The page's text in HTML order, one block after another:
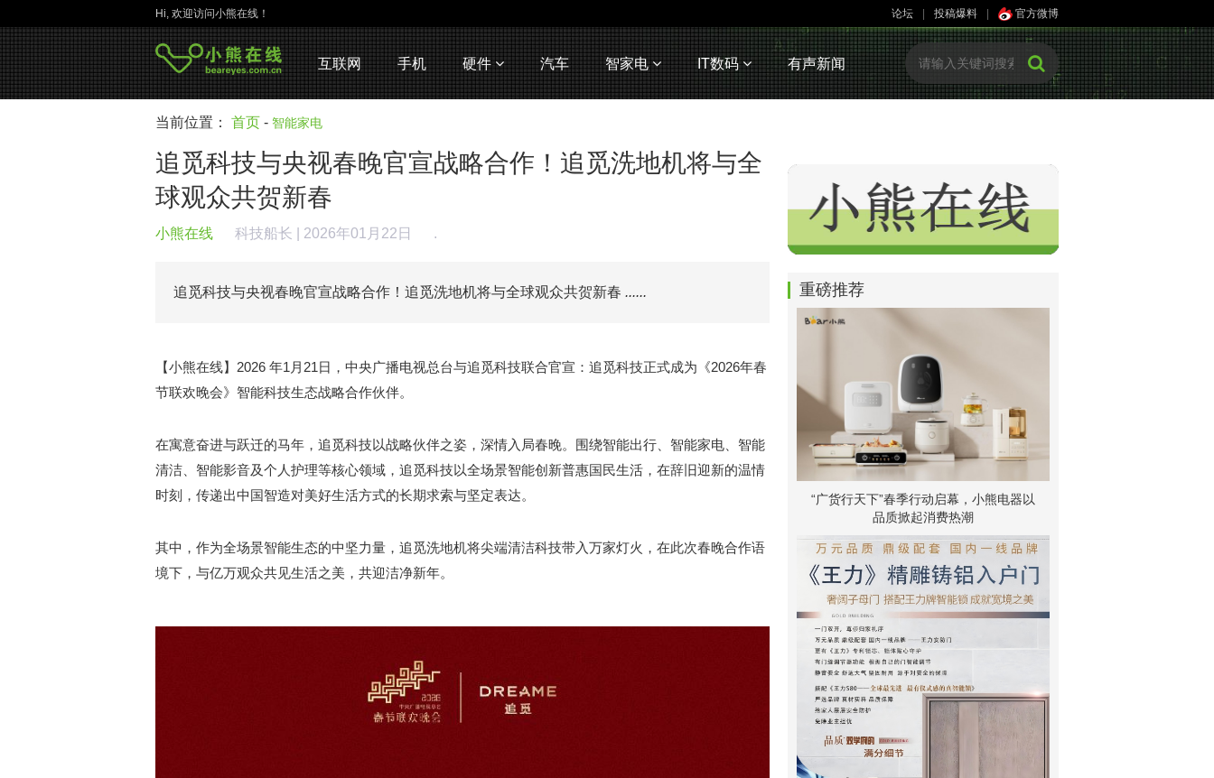
Hi, 欢迎访问小熊在线！ 论坛 投稿爆料 官方微博
互联网 手机 硬件 汽车 智家电 IT数码 有声新闻
当前位置： 首页 - 智能家电
追觅科技与央视春晚官宣战略合作！追觅洗地机将与全
球观众共贺新春
小熊在线 科技船长 | 2026年01月22日 .
追觅科技与央视春晚官宣战略合作！追觅洗地机将与全球观众共贺新春 ......
【小熊在线】2026 年1月21日，中央广播电视总台与追觅科技联合官宣：追觅科技正式成为《2026年春
节联欢晚会》智能科技生态战略合作伙伴。
在寓意奋进与跃迁的马年，追觅科技以战略伙伴之姿，深情入局春晚。围绕智能出行、智能家电、智能
清洁、智能影音及个人护理等核心领域，追觅科技以全场景智能创新普惠国民生活，在辞旧迎新的温情
时刻，传递出中国智造对美好生活方式的长期求索与坚定表达。
其中，作为全场景智能生态的中坚力量，追觅洗地机将尖端清洁科技带入万家灯火，在此次春晚合作语
境下，与亿万观众共见生活之美，共迎洁净新年。
重磅推荐
“广货行天下”春季行动启幕，小熊电器以
品质掀起消费热潮